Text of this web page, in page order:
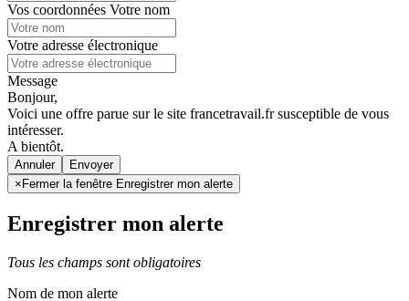
Vos coordonnées Votre nom
Votre adresse électronique
Message
Bonjour,
Voici une offre parue sur le site francetravail.fr susceptible de vous
intéresser.
A bientôt.
Annuler
× Fermer la fenêtre Enregistrer mon alerte
Enregistrer mon alerte
Tous les champs sont obligatoires
Nom de mon alerte